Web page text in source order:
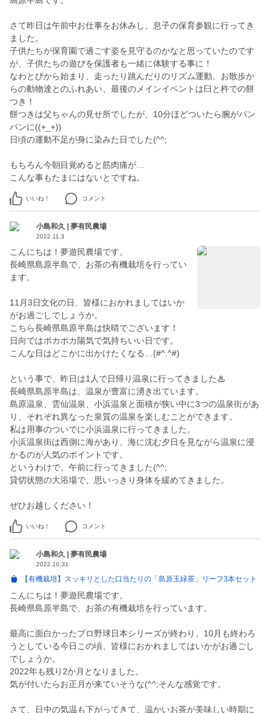
さて昨日は午前中お仕事をお休みし、息子の保育参観に行ってき
ました。
子供たちが保育園で過ごす姿を見守るのかなと思っていたのです
が、子供たちの遊びを保護者も一緒に体験する事に！
なわとびから始まり、走ったり跳んだりのリズム運動、お散歩か
らの動物達とのふれあい、最後のメインイベントは臼と杵での餅
つき！
餅つきは父ちゃんの見せ所でしたが、10分ほどついたら腕がパン
パンに((+_+))
日頃の運動不足が身に染みた日でした(^^;
もちろん今朝目覚めると筋肉痛が…
こんな事もたまにはないとですね。
いいね！ コメント
小島和久 | 夢有民農場
2022.11.3
こんにちは！夢遊民農場です。
長崎県島原半島で、お茶の有機栽培を行ってい
ます。
11月3日文化の日、皆様におかれましてはいか
がお過ごしでしょうか。
こちら長崎県島原半島は快晴でございます！
日向ではポカポカ陽気で気持ちいい日です。
こんな日はどこかに出かけたくなる…(#^.^#)
という事で、昨日は1人で日帰り温泉に行ってきました♨
長崎県島原半島は、温泉が豊富に湧き出ています。
島原温泉、雲仙温泉、小浜温泉と面積が狭い中に3つの温泉街があ
り、それぞれ異なった泉質の温泉を楽しむことができます。
私は用事のついでに小浜温泉に行ってきました。
小浜温泉街は西側に海があり、海に沈む夕日を見ながら温泉に浸
かるのが人気のポイントです。
というわけで、午前に行ってきました(^^;
貸切状態の大浴場で、思いっきり身体を緩めてきました。
ぜひお越しください！
いいね！ コメント
小島和久 | 夢有民農場
2022.10.31
【有機栽培】スッキリとした口当たりの「島原玉緑茶」リーフ3本セット
こんにちは！夢遊民農場です。
長崎県島原半島で、お茶の有機栽培を行っています。
最高に面白かったプロ野球日本シリーズが終わり、10月も終わろ
うとしている今日この頃、皆様におかれましてはいかがお過ごし
でしょうか。
2022年も残り2か月となりました。
気が付いたらお正月が来ていそうな(^^;そんな感覚です。
さて、日中の気温も下がってきて、温かいお茶が美味しい時期に